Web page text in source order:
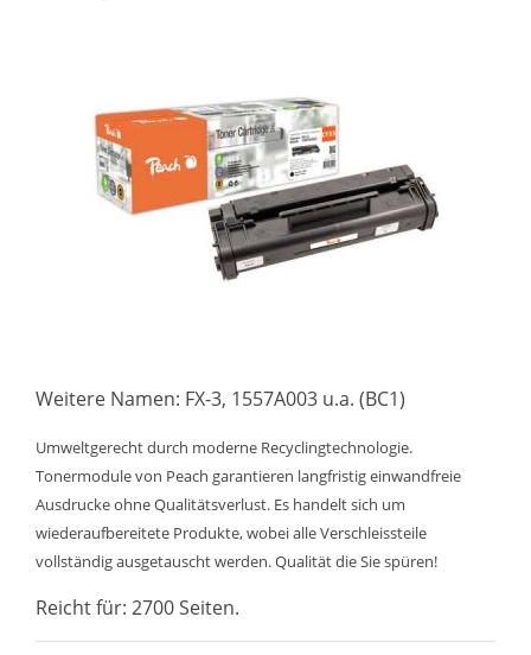
Weitere Namen: FX-3, 1557A003 u.a. (BC1)
Umweltgerecht durch moderne Recyclingtechnologie.
Tonermodule von Peach garantieren langfristig einwandfreie
Ausdrucke ohne Qualitätsverlust. Es handelt sich um
wiederaufbereitete Produkte, wobei alle Verschleissteile
vollständig ausgetauscht werden. Qualität die Sie spüren!
Reicht für: 2700 Seiten.